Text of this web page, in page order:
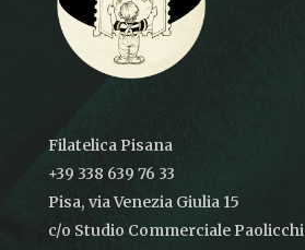
Filatelica Pisana
+39 338 639 76 33
Pisa, via Venezia Giulia 15
c/o Studio Commerciale Paolicchi